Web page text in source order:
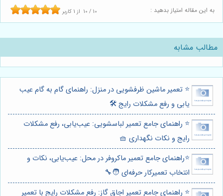
به این مقاله امتیاز بدهید : 10 / 10 از 1 کاربر
مطالب مشابه
⭐️ تعمیر ماشین ظرفشویی در منزل: راهنمای گام به گام عیب
یابی و رفع مشکلات رایج 🛠️
⭐️ راهنمای جامع تعمیر لباسشویی: عیب‌یابی، رفع مشکلات
رایج و نکات نگهداری 🧺
⭐️راهنمای جامع تعمیر ماکروفر در محل: عیب‌یابی، نکات و
انتخاب تعمیرکار حرفه‌ای 🧑‍🔧
⭐️ راهنمای جامع تعمیر اجاق گاز: رفع مشکلات رایج با تعمیر